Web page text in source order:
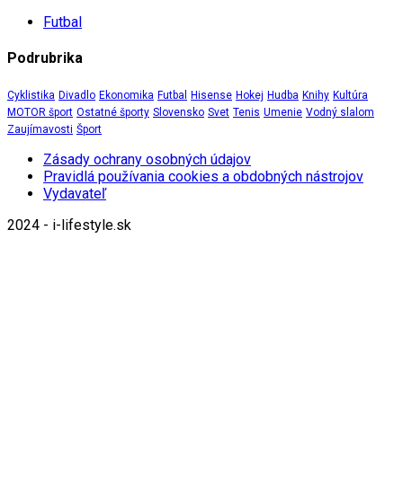
Futbal
Podrubrika
Cyklistika Divadlo Ekonomika Futbal Hisense Hokej Hudba Knihy Kultúra
MOTOR šport Ostatné športy Slovensko Svet Tenis Umenie Vodný slalom
Zaujímavosti Šport
Zásady ochrany osobných údajov
Pravidlá používania cookies a obdobných nástrojov
Vydavateľ
2024 - i-lifestyle.sk